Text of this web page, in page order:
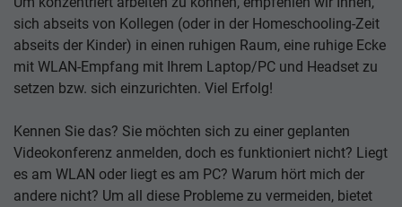
sich abseits von Kollegen (oder in der Homeschooling-Zeit
abseits der Kinder) in einen ruhigen Raum, eine ruhige Ecke
mit WLAN-Empfang mit Ihrem Laptop/PC und Headset zu
setzen bzw. sich einzurichten. Viel Erfolg!
Kennen Sie das? Sie möchten sich zu einer geplanten
Videokonferenz anmelden, doch es funktioniert nicht? Liegt
es am WLAN oder liegt es am PC? Warum hört mich der
andere nicht? Um all diese Probleme zu vermeiden, bietet